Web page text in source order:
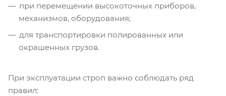
при перемещении высокоточных приборов,
механизмов, оборудования;
для транспортировки полированных или
окрашенных грузов.
При эксплуатации строп важно соблюдать ряд
правил: